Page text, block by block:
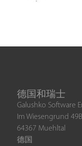
德国和瑞士
Galushko Software
Im Wiesengrund 49B
64367 Muehltal
德国